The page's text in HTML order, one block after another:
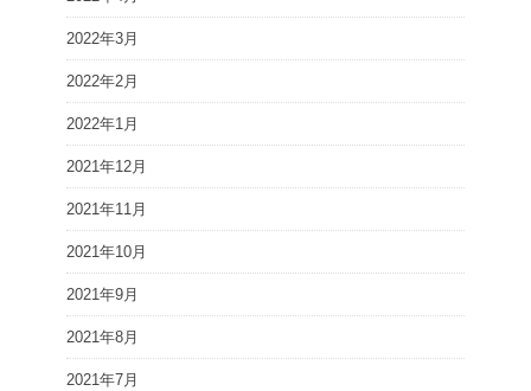
2022年3月
2022年2月
2022年1月
2021年12月
2021年11月
2021年10月
2021年9月
2021年8月
2021年7月